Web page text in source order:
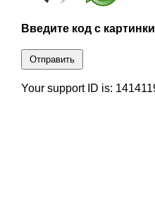
Введите код с
Отправить
Your support ID is: